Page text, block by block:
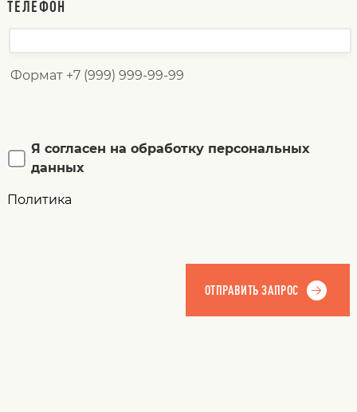
ТЕЛЕФОН
Формат +7 (999) 999-99-99
Я согласен на обработку персональных
данных
Политика